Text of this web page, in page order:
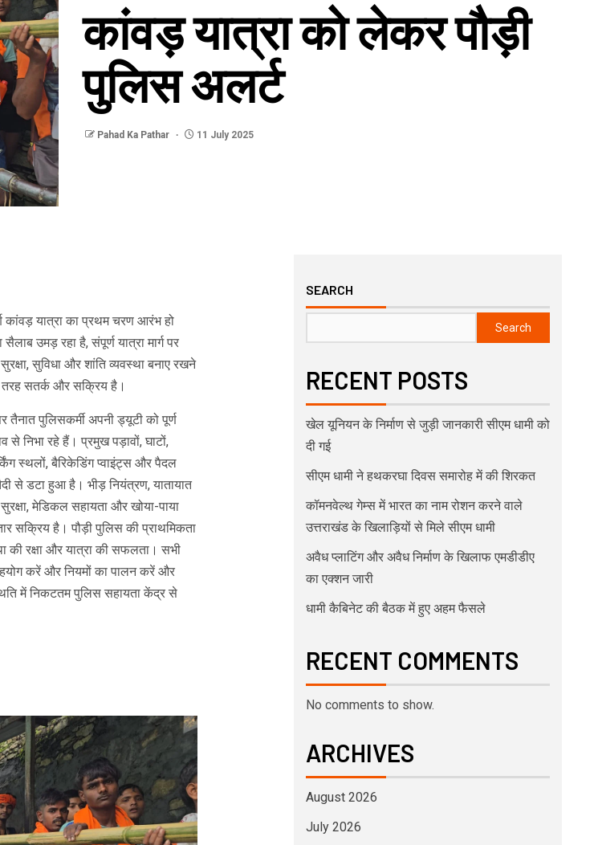
कांवड़ यात्रा को लेकर पौड़ी
पुलिस अलर्ट
Pahad Ka Pathar 11 July 2025
कांवड़ यात्रा का प्रथम चरण आरंभ हो
उमड़ रहा है, संपूर्ण यात्रा मार्ग पर
सुविधा और शांति व्यवस्था बनाए रखने
तरह सतर्क और सक्रिय है।
पर तैनात पुलिसकर्मी अपनी ड्यूटी को पूर्ण
से निभा रहे हैं। प्रमुख पड़ावों, घाटों,
स्थलों, बैरिकेडिंग प्वाइंट्स और पैदल
से डटा हुआ है। भीड़ नियंत्रण, यातायात
मेडिकल सहायता और खोया-पाया
सक्रिय है। पौड़ी पुलिस की प्राथमिकता
की रक्षा और यात्रा की सफलता। सभी
करें और नियमों का पालन करें और
में निकटतम पुलिस सहायता केंद्र से
SEARCH
Search
RECENT POSTS
खेल यूनियन के निर्माण से जुड़ी जानकारी सीएम धामी को
दी गई
सीएम धामी ने हथकरघा दिवस समारोह में की शिरकत
कॉमनवेल्थ गेम्स में भारत का नाम रोशन करने वाले
उत्तराखंड के खिलाड़ियों से मिले सीएम धामी
अवैध प्लाटिंग और अवैध निर्माण के खिलाफ एमडीडीए
का एक्शन जारी
धामी कैबिनेट की बैठक में हुए अहम फैसले
RECENT COMMENTS
No comments to show.
ARCHIVES
August 2026
July 2026